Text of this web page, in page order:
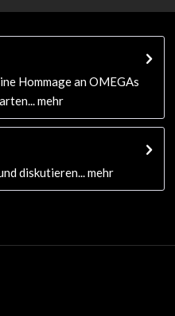
Hommage an OMEGAs
mehr
diskutieren...
mehr